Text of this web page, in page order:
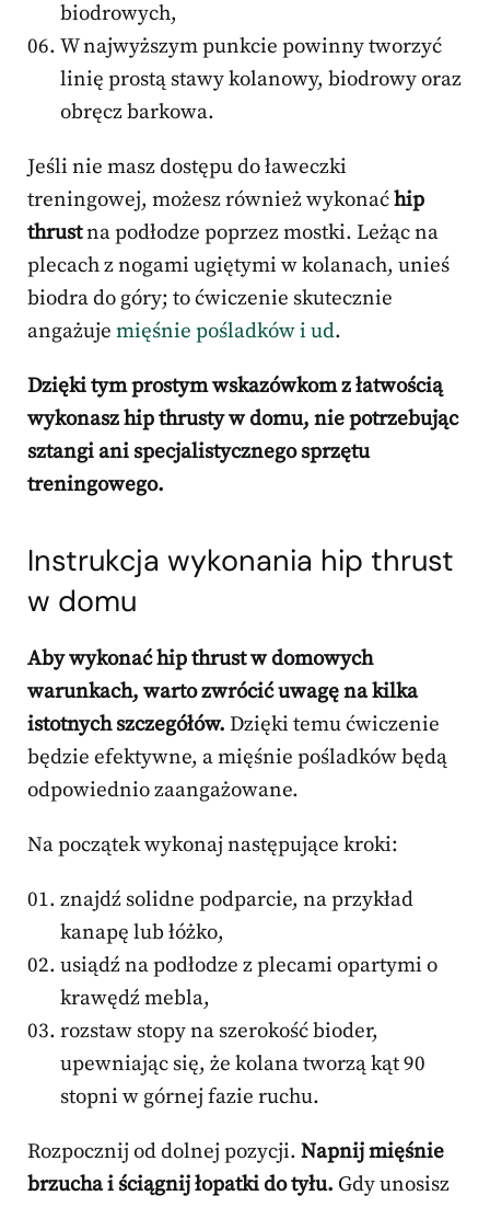
biodrowych,
W najwyższym punkcie powinny tworzyć
linię prostą stawy kolanowy, biodrowy oraz
obręcz barkowa.
Jeśli nie masz dostępu do ławeczki
treningowej, możesz również wykonaćhip
thrustna podłodze poprzez mostki. Leżąc na
plecach z nogami ugiętymi w kolanach, unieś
biodra do góry; to ćwiczenie skutecznie
angażuje mięśnie pośladków i ud.
Dzięki tym prostym wskazówkom z łatwością
wykonasz hip thrusty w domu, nie potrzebując
sztangi ani specjalistycznego sprzętu
treningowego.
Instrukcja wykonania hip thrust
w domu
Aby wykonać hip thrust w domowych
warunkach, warto zwrócić uwagę na kilka
istotnych szczegółów. Dzięki temu ćwiczenie
będzie efektywne, a mięśnie pośladków będą
odpowiednio zaangażowane.
Na początek wykonaj następujące kroki:
znajdź solidne podparcie, na przykład
kanapę lub łóżko,
usiądź na podłodze z plecami opartymi o
krawędź mebla,
rozstaw stopy na szerokość bioder,
upewniając się, że kolana tworzą kąt 90
stopni w górnej fazie ruchu.
Rozpocznij od dolnej pozycji. Napnij mięśnie
brzucha i ściągnij łopatki do tyłu. Gdy unosisz